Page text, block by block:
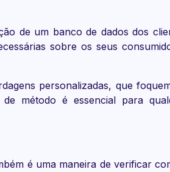
de um banco de dados dos
sobre os seus
personalizadas, que
método é essencial para
é uma maneira de verificar